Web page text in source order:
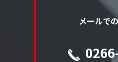
メールで